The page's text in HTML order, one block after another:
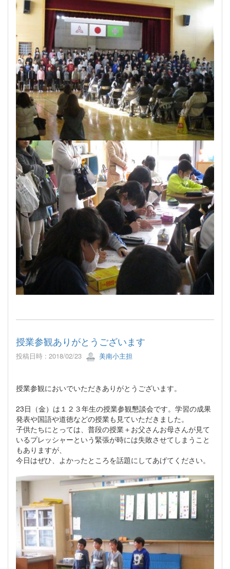
授業参観ありがとうございます
投稿日時 : 2018/02/23 美南小主担
授業参観においでいただきありがとうございます。
23日（金）は１２３年生の授業参観懇談会です。学習の成果
発表や国語や道徳などの授業も見ていただきました。
子供たちにとっては、普段の授業＋お父さんお母さんが見て
いるプレッシャーという緊張が時には失敗させてしまうこと
もありますが、
今日はぜひ、よかったところを話題にしてあげてください。